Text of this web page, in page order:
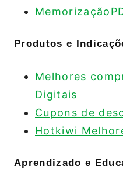
Produtos e
Melhores
Digitais
Cupons de
Hotkiwi
Aprendizado e